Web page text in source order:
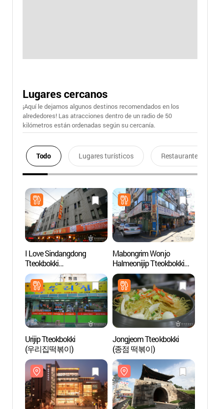
Lugares cercanos
¡Aquí le dejamos algunos destinos recomendados en los
alrededores! Las atracciones dentro de un radio de 50
kilómetros están ordenadas según su cercanía.
Todo Lugares turísticos Restaurantes
I Love Sindangdong
Tteokbokki
(아이러브신당동떡볶이)
Mabongrim Wonjo
Halmeonijip Tteokbokki
(마복림원조할머니집떡
볶이)
Urijip Tteokbokki
(우리집떡볶이)
Jongjeom Tteokbokki
(종점 떡볶이)